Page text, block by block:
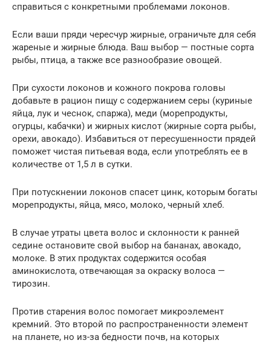
справиться с конкретными проблемами локонов.
Если ваши пряди чересчур жирные, ограничьте для себя
жареные и жирные блюда. Ваш выбор — постные сорта
рыбы, птица, а также все разнообразие овощей.
При сухости локонов и кожного покрова головы
добавьте в рацион пищу с содержанием серы (куриные
яйца, лук и чеснок, спаржа), меди (морепродукты,
огурцы, кабачки) и жирных кислот (жирные сорта рыбы,
орехи, авокадо). Избавиться от пересушенности прядей
поможет чистая питьевая вода, если употреблять ее в
количестве от 1,5 л в сутки.
При потускнении локонов спасет цинк, которым богаты
морепродукты, яйца, мясо, молоко, черный хлеб.
В случае утраты цвета волос и склонности к ранней
седине остановите свой выбор на бананах, авокадо,
молоке. В этих продуктах содержится особая
аминокислота, отвечающая за окраску волоса —
тирозин.
Против старения волос помогает микроэлемент
кремний. Это второй по распространенности элемент
на планете, но из-за бедности почв, на которых